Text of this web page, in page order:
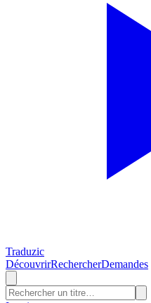
Traduzic
DécouvrirRechercherDemandes